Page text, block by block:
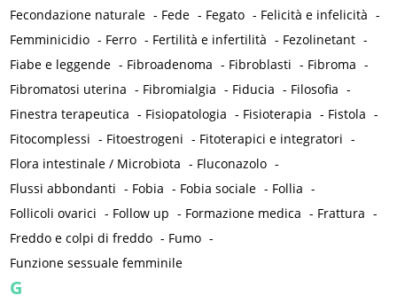
Fecondazione naturale - Fede - Fegato - Felicità e infelicità -
Femminicidio - Ferro - Fertilità e infertilità - Fezolinetant -
Fiabe e leggende - Fibroadenoma - Fibroblasti - Fibroma -
Fibromatosi uterina - Fibromialgia - Fiducia - Filosofia -
Finestra terapeutica - Fisiopatologia - Fisioterapia - Fistola -
Fitocomplessi - Fitoestrogeni - Fitoterapici e integratori -
Flora intestinale / Microbiota - Fluconazolo -
Flussi abbondanti - Fobia - Fobia sociale - Follia -
Follicoli ovarici - Follow up - Formazione medica - Frattura -
Freddo e colpi di freddo - Fumo -
Funzione sessuale femminile
G